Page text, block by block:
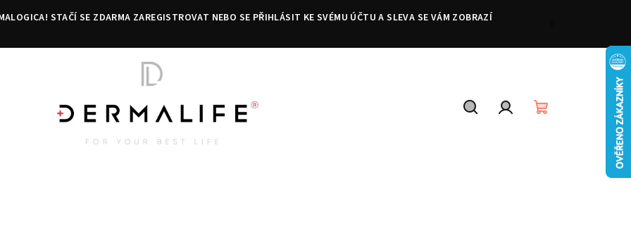
STAČÍ SE ZDARMA ZAREGISTROVAT NEBO SE PŘIHLÁSIT KE SVÉMU ÚČTU A SLEVA SE VÁM ZOBRAZÍ